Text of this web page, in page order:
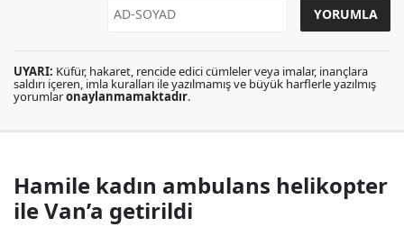
UYARI: Küfür, hakaret, rencide edici cümleler veya imalar, inançlara
saldırı içeren, imla kuralları ile yazılmamış ve büyük harflerle yazılmış
yorumlaronaylanmamaktadır.
Hamile kadın ambulans helikopter
ile Van’a getirildi